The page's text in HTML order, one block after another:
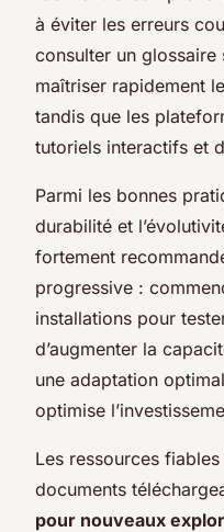
à éviter les erreurs
consulter un
maîtriser rapidement
tandis que les
tutoriels interactifs et
Parmi les bonnes
durabilité et
fortement
progressive :
installations pour
d’augmenter la
une adaptation
optimise
Les ressources
documents
pour nouveaux